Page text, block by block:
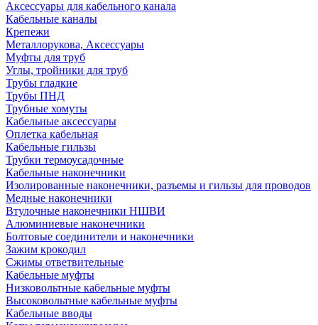
Аксессуары для кабельного канала
Кабельные каналы
Крепежи
Металлорукова, Аксессуары
Муфты для труб
Углы, тройники для труб
Трубы гладкие
Трубы ПНД
Трубные хомуты
Кабельные аксессуары
Оплетка кабельная
Кабельные гильзы
Трубки термоусадочные
Кабельные наконечники
Изолированные наконечники, разъемы и гильзы для проводов
Медные наконечники
Втулочные наконечники НШВИ
Алюминиевые наконечники
Болтовые соединители и наконечники
Зажим крокодил
Сжимы ответвительные
Кабельные муфты
Низковольтные кабельные муфты
Высоковольтные кабельные муфты
Кабельные вводы